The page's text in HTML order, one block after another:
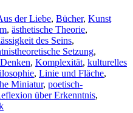
der Liebe, Bücher, Kunst
, ästhetische Theorie,
des Seins,
Setzung,
, Komplexität, kulturelles
, Linie und Fläche,
Miniatur, poetisch-
über Erkenntnis,